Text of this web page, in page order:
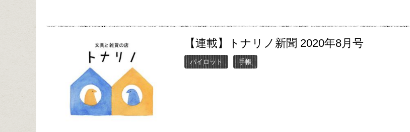
【連載】トナリノ新聞 2020年8月号
パイロット 手帳